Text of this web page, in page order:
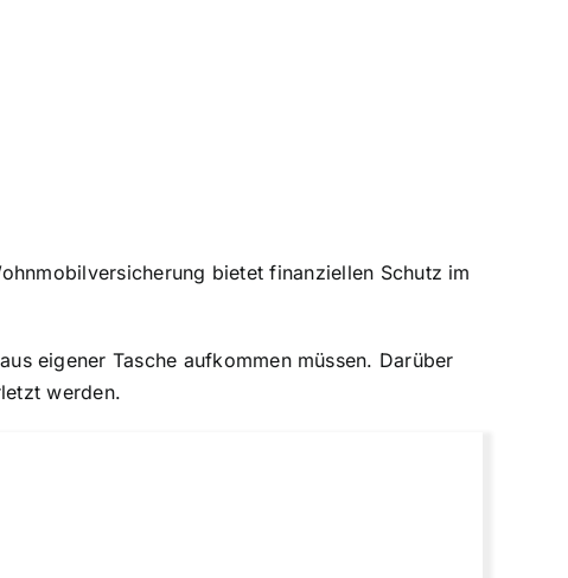
bietet finanziellen Schutz im
eigener Tasche aufkommen müssen. Darüber
werden.